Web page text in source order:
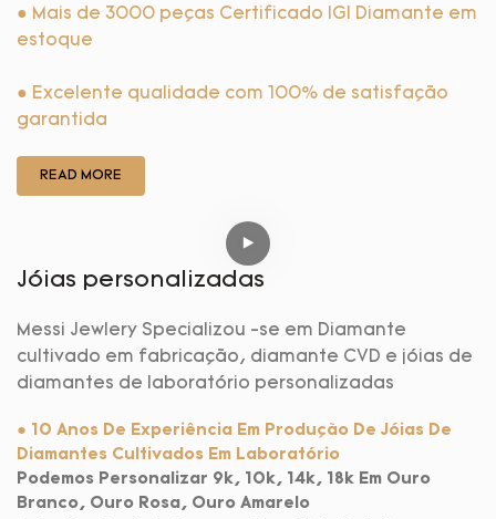
● Mais de 3000 peças Certificado IGI Diamante em
estoque
● Excelente qualidade com 100% de satisfação
garantida
READ MORE
Jóias personalizadas
Messi Jewlery Specializou -se em Diamante
cultivado em fabricação, diamante CVD e jóias de
diamantes de laboratório personalizadas
● 10 Anos De Experiência Em Produção De Jóias De
Diamantes Cultivados Em Laboratório
Podemos Personalizar 9k, 10k, 14k, 18k Em Ouro
Branco, Ouro Rosa, Ouro Amarelo